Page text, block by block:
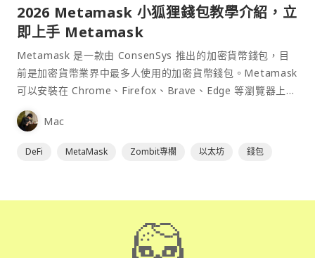
2026 Metamask 小狐狸錢包教學介紹，立
即上手 Metamask
Metamask 是一款由 ConsenSys 推出的加密貨幣錢包，目
前是加密貨幣業界中最多人使用的加密貨幣錢包。Metamask
可以安裝在 Chrome、Firefox、Brave、Edge 等瀏覽器上作
為插件使用，具備許多功能且使用上非常方便。
Mac
DeFi MetaMask Zombit專欄 以太坊 錢包